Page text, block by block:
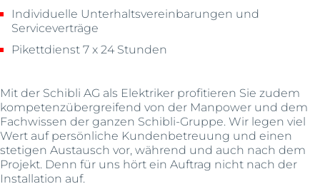
Individuelle Unterhaltsvereinbarungen und
Serviceverträge
Pikettdienst 7 x 24 Stunden
Mit der Schibli AG als Elektriker profitieren Sie zudem
kompetenzübergreifend von der Manpower und dem
Fachwissen der ganzen Schibli-Gruppe. Wir legen viel
Wert auf persönliche Kundenbetreuung und einen
stetigen Austausch vor, während und auch nach dem
Projekt. Denn für uns hört ein Auftrag nicht nach der
Installation auf.